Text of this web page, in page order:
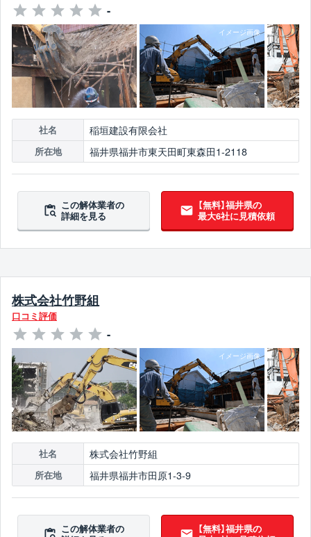
-
社名 稲垣建設有限会社
所在地 福井県福井市東天田町東森田1-2118
この解体業者の
詳細を見る
【無料】福井県の
最大6社に見積依頼
株式会社竹野組
口コミ評価
-
社名 株式会社竹野組
所在地 福井県福井市田原1-3-9
この解体業者の
【無料】福井県の